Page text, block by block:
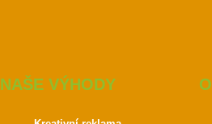
NAŠE VÝHODY